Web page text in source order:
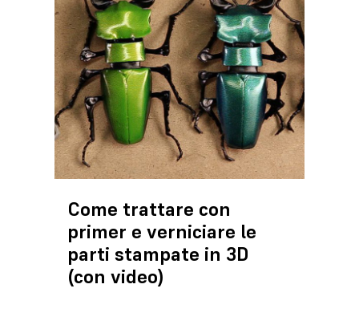
Come trattare con
primer e verniciare le
parti stampate in 3D
(con video)